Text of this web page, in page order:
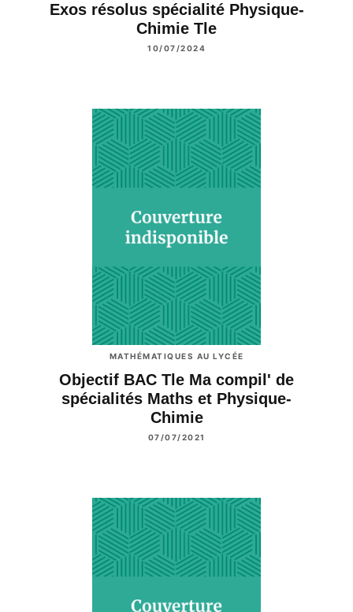
Exos résolus spécialité Physique-
Chimie Tle
10/07/2024
MATHÉMATIQUES AU LYCÉE
Objectif BAC Tle Ma compil' de
spécialités Maths et Physique-
Chimie
07/07/2021